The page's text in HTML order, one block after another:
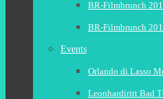
BR-Filmbrunch
BR-Filmbrunch
Events
Orlando di Lasso
Leonhardiritt Bad